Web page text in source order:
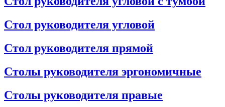
Стол руководителя угловой
Стол руководителя прямой
Столы руководителя эргономичные
Столы руководителя правые